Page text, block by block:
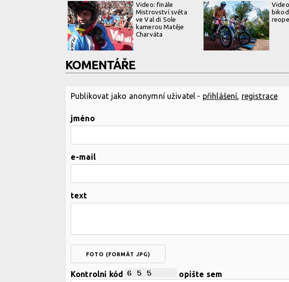
Video: finále
Mistrovství světa
ve Val di Sole
kamerou Matěje
Charváta
KOMENTÁŘE
Publikovat jako anonymní uživatel - přihlášení registrace
jméno
e-mail
text
FOTO (FORMÁT JPG)
Kontrolní kód opište sem